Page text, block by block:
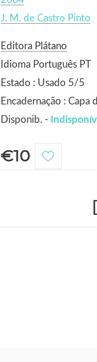
J. M. de Castro Pinto
Editora Plátano
Idioma Português PT
Estado : Usado 5/5
Encadernação : Capa
Disponib. -
€10